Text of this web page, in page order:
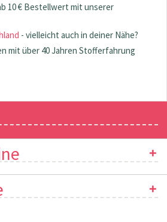
10 € Bestellwert mit unserer
- vielleicht auch in deiner Nähe?
mit über 40 Jahren Stofferfahrung